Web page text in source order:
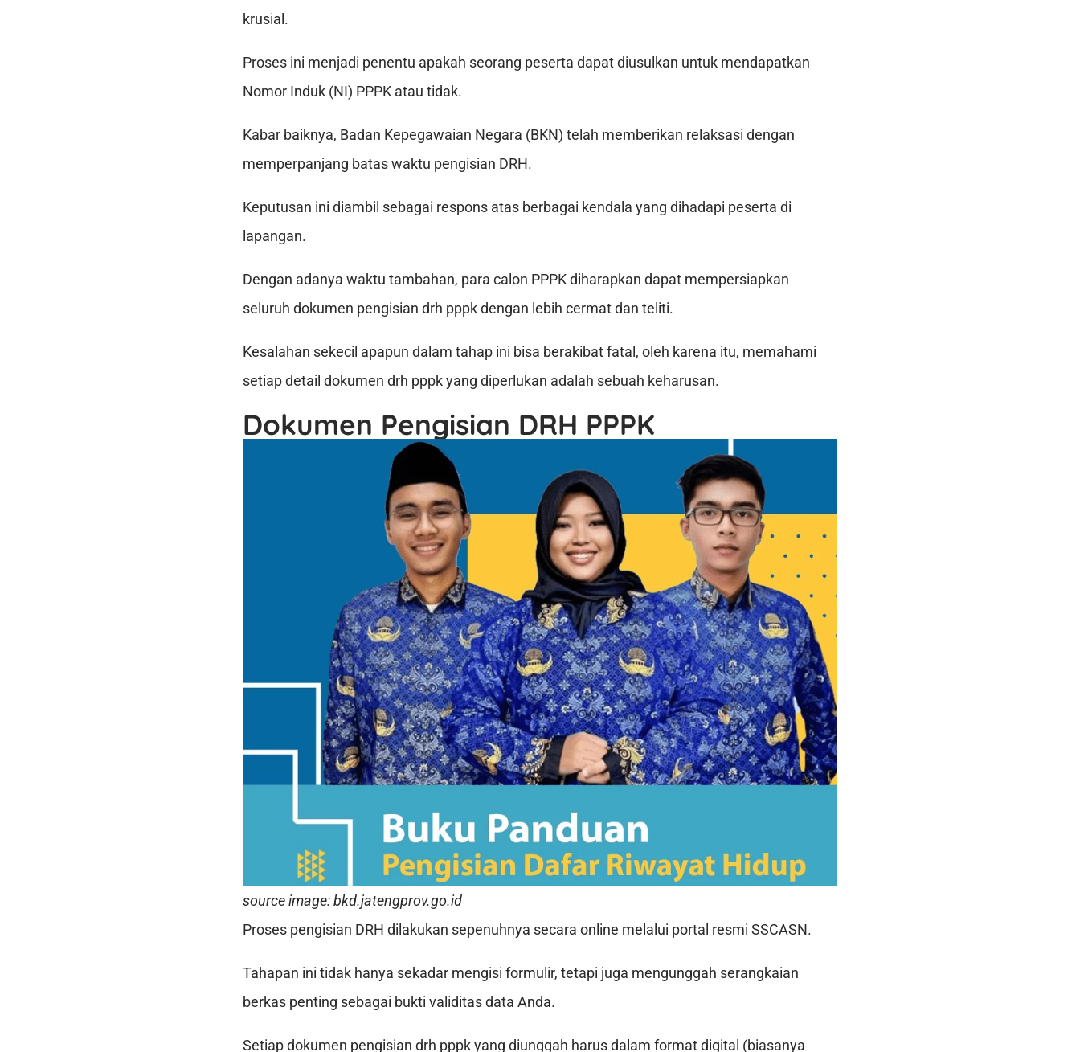
krusial.
Proses ini menjadi penentu apakah seorang peserta dapat diusulkan untuk mendapatkan
Nomor Induk (NI) PPPK atau tidak.
Kabar baiknya, Badan Kepegawaian Negara (BKN) telah memberikan relaksasi dengan
memperpanjang batas waktu pengisian DRH.
Keputusan ini diambil sebagai respons atas berbagai kendala yang dihadapi peserta di
lapangan.
Dengan adanya waktu tambahan, para calon PPPK diharapkan dapat mempersiapkan
seluruh dokumen pengisian drh pppk dengan lebih cermat dan teliti.
Kesalahan sekecil apapun dalam tahap ini bisa berakibat fatal, oleh karena itu, memahami
setiap detail dokumen drh pppk yang diperlukan adalah sebuah keharusan.
Dokumen Pengisian DRH PPPK
source image: bkd.jatengprov.go.id
Proses pengisian DRH dilakukan sepenuhnya secara online melalui portal resmi SSCASN.
Tahapan ini tidak hanya sekadar mengisi formulir, tetapi juga mengunggah serangkaian
berkas penting sebagai bukti validitas data Anda.
Setiap dokumen pengisian drh pppk yang diunggah harus dalam format digital (biasanya